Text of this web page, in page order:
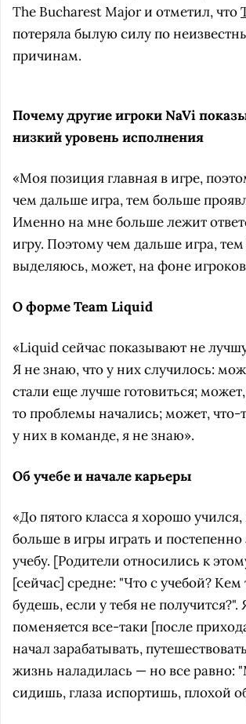
The Bucharest Major и отметил, что
потеряла былую силу по
причинам.
Почему другие игроки NaVi
низкий уровень исполнения
«Моя позиция главная в игре,
чем дальше игра, тем больше
Именно на мне больше лежит
игру. Поэтому чем дальше игра,
выделяюсь, может, на фоне
О форме Team Liquid
«Liquid сейчас показывают не
Я не знаю, что у них случилось:
стали еще лучше готовиться;
то проблемы начались; может, что-
у них в команде, я не знаю».
Об учебе и начале карьеры
«До пятого класса я хорошо
больше в игры играть и постепенно
учебу. [Родители относились к
[сейчас] средне: "Что с учебой?
будешь, если у тебя не получится?".
поменяется все-таки [после
начал зарабатывать,
жизнь наладилась — но все равно:
сидишь, глаза испортишь, плохой